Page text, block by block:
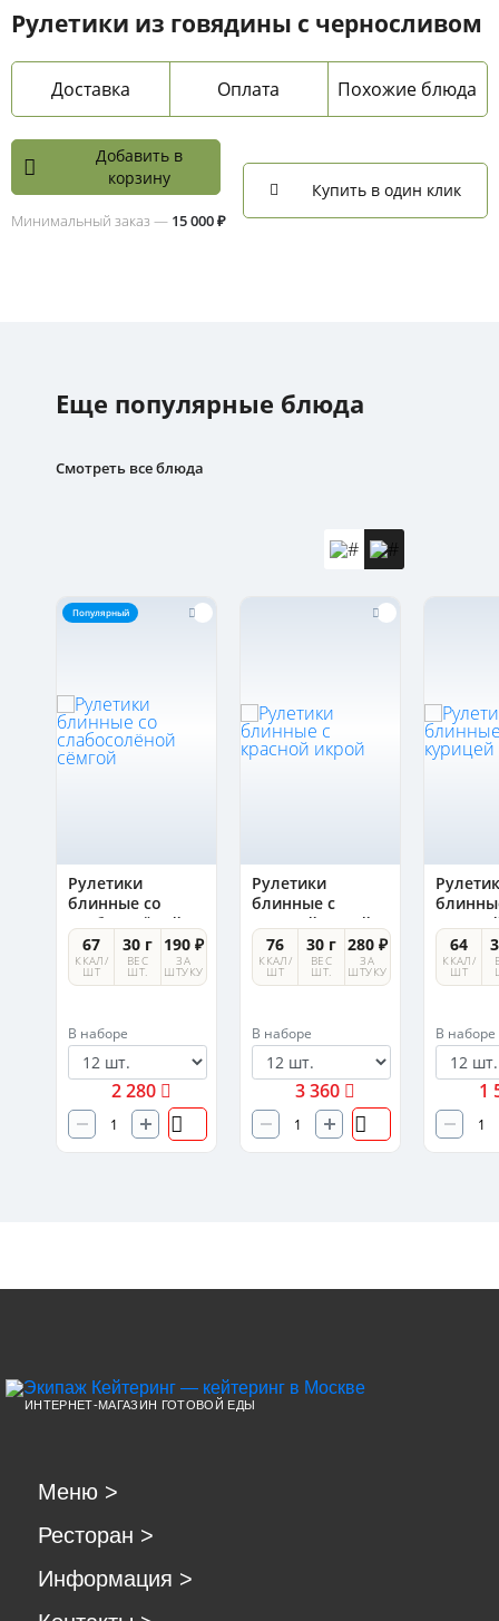
Рулетики из говядины с черносливом
Доставка Оплата Похожие блюда
Добавить в
корзину
Минимальный заказ — 15 000 ₽
Купить в один клик
Еще популярные блюда
Смотреть все блюда
Популярный
Рулетики
блинные со
слабосолёной
сёмгой
67
ККАЛ/
ШТ
30 г
ВЕС
ШТ.
190 ₽
ЗА
ШТУКУ
В наборе
2 280
Рулетики
блинные с
красной икрой
76
ККАЛ/
ШТ
30 г
ВЕС
ШТ.
280 ₽
ЗА
ШТУКУ
В наборе
3 360
64
ККАЛ/
ШТ
В наборе
1
ИНТЕРНЕТ-МАГАЗИН ГОТОВОЙ ЕДЫ
Меню >
Ресторан >
Информация >